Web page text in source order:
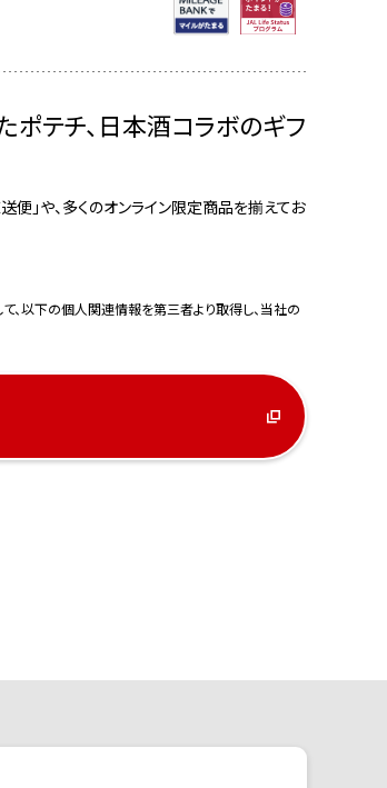
ポテチ、日本酒コラボのギフ
」や、多くのオンライン限定商品を揃えてお
、以下の個人関連情報を第三者より取得し、当社の